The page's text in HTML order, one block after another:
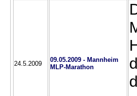
24.5.2009
09.05.2009 - Mannheim
MLP-Marathon